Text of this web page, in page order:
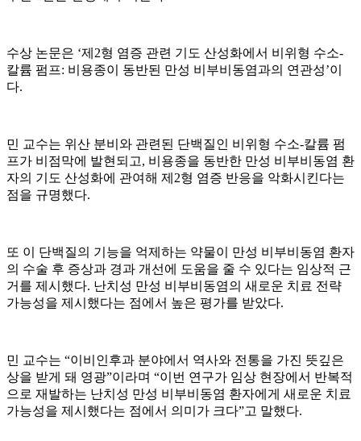
수상 논문은 ‘제2형 염증 관련 기도 산성화에서 비위형 수소-
칼륨 펌프: 비용종이 동반된 만성 비부비동염과의 연관성’이
다.
민 교수는 위산 분비와 관련된 단백질인 비위형 수소-칼륨 펌
프가 비점막에 발현되고, 비용종을 동반한 만성 비부비동염 환
자의 기도 산성화에 관여해 제2형 염증 반응을 악화시킨다는
점을 규명했다.
또 이 단백질의 기능을 억제하는 약물이 만성 비부비동염 환자
의 수술 후 증상과 경과 개선에 도움을 줄 수 있다는 임상적 근
거를 제시했다. 난치성 만성 비부비동염의 새로운 치료 전략
가능성을 제시했다는 점에서 높은 평가를 받았다.
민 교수는 “이비인후과 분야에서 역사와 전통을 가진 뜻깊은
상을 받게 돼 영광”이라며 “이번 연구가 임상 현장에서 반복적
으로 재발하는 난치성 만성 비부비동염 환자에게 새로운 치료
가능성을 제시했다는 점에서 의미가 크다”고 말했다.